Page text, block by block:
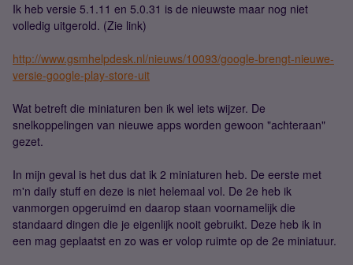
Ik heb versie 5.1.11 en 5.0.31 is de nieuwste maar nog niet
volledig uitgerold. (Zie link)
http://www.gsmhelpdesk.nl/nieuws/10093/google-brengt-nieuwe-
versie-google-play-store-uit
Wat betreft die miniaturen ben ik wel iets wijzer. De
snelkoppelingen van nieuwe apps worden gewoon "achteraan"
gezet.
In mijn geval is het dus dat ik 2 miniaturen heb. De eerste met
m'n daily stuff en deze is niet helemaal vol. De 2e heb ik
vanmorgen opgeruimd en daarop staan voornamelijk die
standaard dingen die je eigenlijk nooit gebruikt. Deze heb ik in
een mag geplaatst en zo was er volop ruimte op de 2e miniatuur.